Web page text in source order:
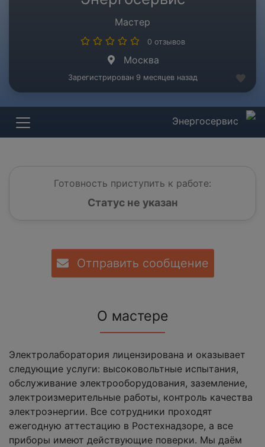
Мастер
0 отзывов
Москва
Зарегистрирован 9 месяцев назад
Энергосервис
Готовность приступить к работе:
Статус не указан
Отправить сообщение
О мастере
Электролаборатория лицензирована и оказывает
следующие услуги: высоковольтные испытания,
обслуживание электрооборудования, заземление,
электроизмерительные работы, контроль качества
электроэнергии. Все сотрудники проходят
ежегодную аттестацию в Ростехнадзоре, а все
приборы имеют действующие поверки. Мы даём